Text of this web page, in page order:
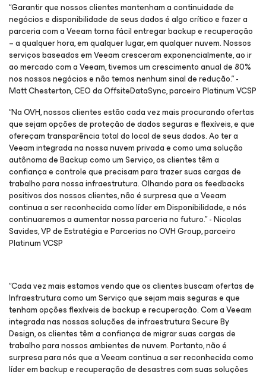
“Garantir que nossos clientes mantenham a continuidade de
negócios e disponibilidade de seus dados é algo crítico e fazer a
parceria com a Veeam torna fácil entregar backup e recuperação
– a qualquer hora, em qualquer lugar, em qualquer nuvem. Nossos
serviços baseados em Veeam cresceram exponencialmente, ao ir
ao mercado com a Veeam, tivemos um crescimento anual de 80%
nos nossos negócios e não temos nenhum sinal de redução.” -
Matt Chesterton, CEO da OffsiteDataSync, parceiro Platinum VCSP
“Na OVH, nossos clientes estão cada vez mais procurando ofertas
que sejam opções de proteção de dados seguras e flexíveis, e que
ofereçam transparência total do local de seus dados. Ao ter a
Veeam integrada na nossa nuvem privada e como uma solução
autônoma de Backup como um Serviço, os clientes têm a
confiança e controle que precisam para trazer suas cargas de
trabalho para nossa infraestrutura. Olhando para os feedbacks
positivos dos nossos clientes, não é surpresa que a Veeam
continua a ser reconhecida como líder em Disponibilidade, e nós
continuaremos a aumentar nossa parceria no futuro.” - Nicolas
Savides, VP de Estratégia e Parcerias no OVH Group, parceiro
Platinum VCSP
“Cada vez mais estamos vendo que os clientes buscam ofertas de
Infraestrutura como um Serviço que sejam mais seguras e que
tenham opções flexíveis de backup e recuperação. Com a Veeam
integrada nas nossas soluções de infraestrutura Secure By
Design, os clientes têm a confiança de migrar suas cargas de
trabalho para nossos ambientes de nuvem. Portanto, não é
surpresa para nós que a Veeam continua a ser reconhecida como
líder em backup e recuperação de desastres com suas soluções